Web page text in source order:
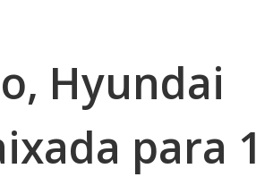
Hyundai
para 1